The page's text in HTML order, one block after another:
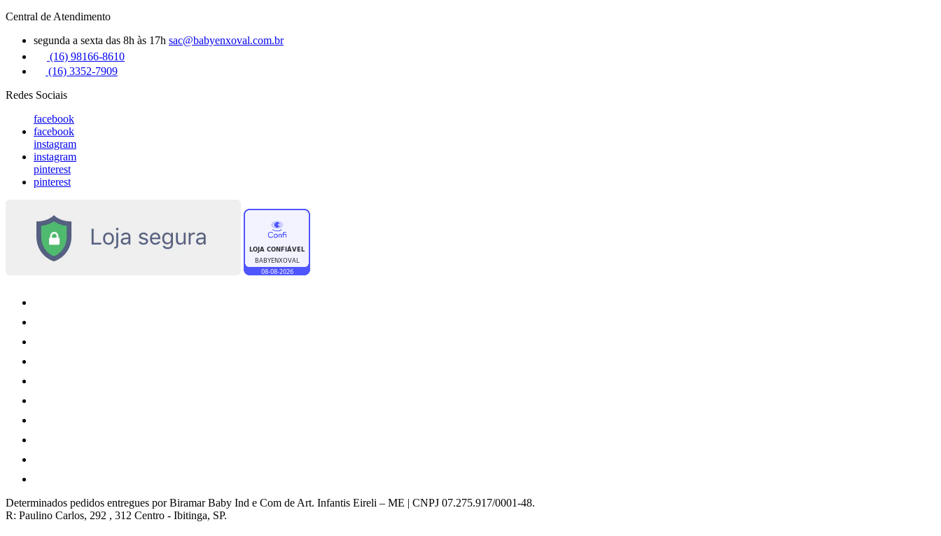
Central de Atendimento
segunda a sexta das 8h às 17h sac@babyenxoval.com.br
(16) 98166-8610
(16) 3352-7909
Redes Sociais
facebook
facebook
instagram
instagram
pinterest
pinterest
Determinados pedidos entregues por Biramar Baby Ind e Com de Art. Infantis Eireli – ME | CNPJ 07.275.917/0001-48.
R: Paulino Carlos, 292 , 312 Centro - Ibitinga, SP.